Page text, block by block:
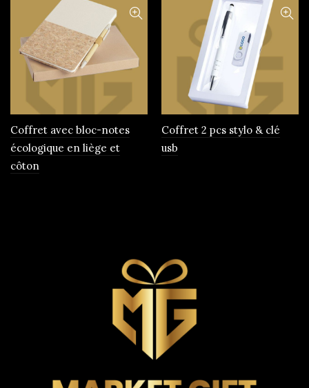
Coffret avec bloc-notes
écologique en liège et
côton
Coffret 2 pcs stylo & clé
usb